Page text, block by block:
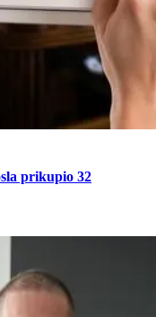
prikupio 32